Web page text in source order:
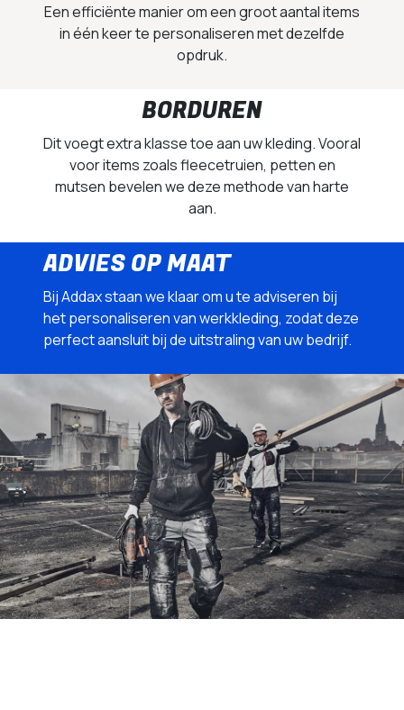
Een efficiënte manier om een groot aantal items
in één keer te personaliseren met dezelfde
opdruk.
BORDUREN
Dit voegt extra klasse toe aan uw kleding. Vooral
voor items zoals fleecetruien, petten en
mutsen bevelen we deze methode van harte
aan.
ADVIES OP MAAT
Bij Addax staan we klaar om u te adviseren bij
het personaliseren van werkkleding, zodat deze
perfect aansluit bij de uitstraling van uw bedrijf.